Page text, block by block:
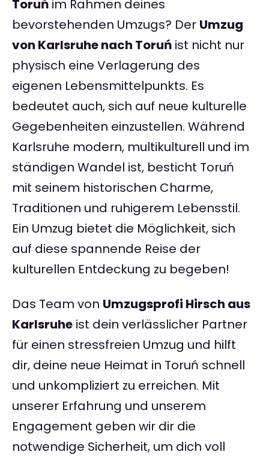
Toruń im Rahmen deines
bevorstehenden Umzugs? Der Umzug
von Karlsruhe nach Toruń ist nicht nur
physisch eine Verlagerung des
eigenen Lebensmittelpunkts. Es
bedeutet auch, sich auf neue kulturelle
Gegebenheiten einzustellen. Während
Karlsruhe modern, multikulturell und im
ständigen Wandel ist, besticht Toruń
mit seinem historischen Charme,
Traditionen und ruhigerem Lebensstil.
Ein Umzug bietet die Möglichkeit, sich
auf diese spannende Reise der
kulturellen Entdeckung zu begeben!
Das Team von Umzugsprofi Hirsch aus
Karlsruhe ist dein verlässlicher Partner
für einen stressfreien Umzug und hilft
dir, deine neue Heimat in Toruń schnell
und unkompliziert zu erreichen. Mit
unserer Erfahrung und unserem
Engagement geben wir dir die
notwendige Sicherheit, um dich voll